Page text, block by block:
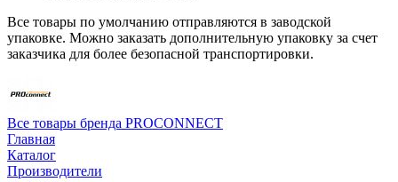
Все товары по умолчанию отправляются в заводской
упаковке. Можно заказать дополнительную упаковку за счет
заказчика для более безопасной транспортировки.
Все товары бренда PROCONNECT
Главная
Каталог
Производители